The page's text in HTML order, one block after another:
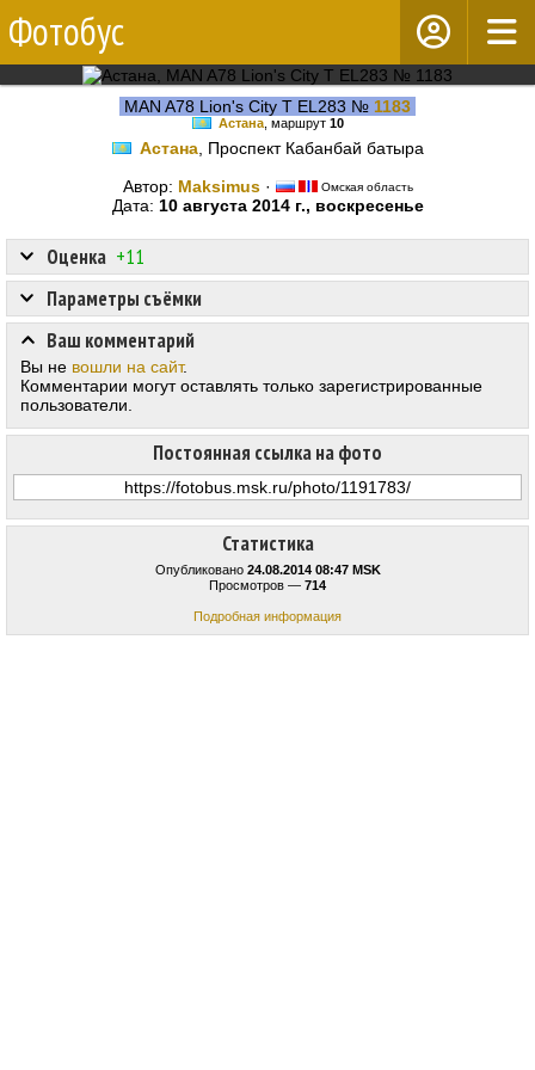
Фотобус
MAN A78 Lion's City T EL283 № 1183
Астана, маршрут 10
Астана, Проспект Кабанбай батыра
Автор: Maksimus· Омская область
Дата: 10 августа 2014 г., воскресенье
Статистика
Опубликовано 24.08.2014 08:47 MSK
Просмотров — 714
Подробная информация
Оценка +11
Постоянная ссылка на фото
Параметры съёмки
Ваш комментарий
Вы не вошли на сайт.
Комментарии могут оставлять только зарегистрированные
пользователи.